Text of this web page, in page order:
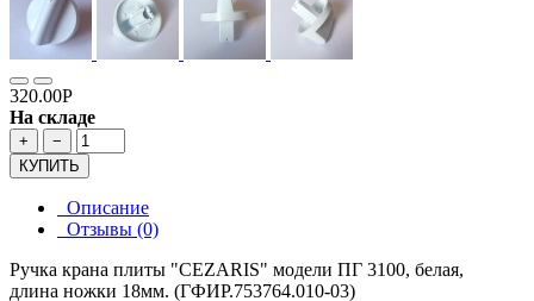
320.00Р
На складе
+
−
КУПИТЬ
Описание
Отзывы (0)
Ручка крана плиты "CEZARIS" модели ПГ 3100, белая,
длина ножки 18мм. (ГФИР.753764.010-03)